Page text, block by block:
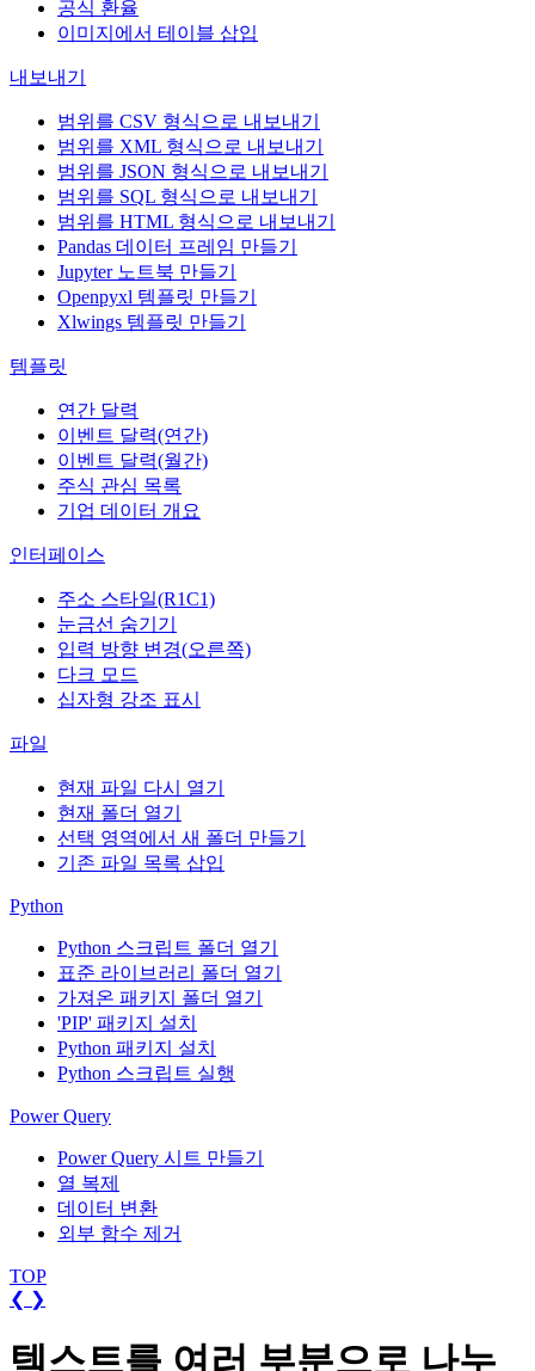
공식 환율
이미지에서 테이블 삽입
내보내기
범위를 CSV 형식으로 내보내기
범위를 XML 형식으로 내보내기
범위를 JSON 형식으로 내보내기
범위를 SQL 형식으로 내보내기
범위를 HTML 형식으로 내보내기
Pandas 데이터 프레임 만들기
Jupyter 노트북 만들기
Openpyxl 템플릿 만들기
Xlwings 템플릿 만들기
템플릿
연간 달력
이벤트 달력(연간)
이벤트 달력(월간)
주식 관심 목록
기업 데이터 개요
인터페이스
주소 스타일(R1C1)
눈금선 숨기기
입력 방향 변경(오른쪽)
다크 모드
십자형 강조 표시
파일
현재 파일 다시 열기
현재 폴더 열기
선택 영역에서 새 폴더 만들기
기존 파일 목록 삽입
Python
Python 스크립트 폴더 열기
표준 라이브러리 폴더 열기
가져온 패키지 폴더 열기
'PIP' 패키지 설치
Python 패키지 설치
Python 스크립트 실행
Power Query
Power Query 시트 만들기
열 복제
데이터 변환
외부 함수 제거
TOP
❮ ❯
텍스트를 여러 부분으로 나누